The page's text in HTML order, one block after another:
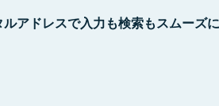
ルアドレスで入力も検索もスムーズ